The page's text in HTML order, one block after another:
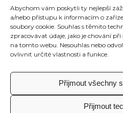
Abychom vám poskytli ty nejlepší
a/nebo přístupu k informacím o
soubory cookie. Souhlas s těmito
zpracovávat údaje, jako je chování
na tomto webu. Nesouhlas nebo
ovlivnit určité vlastnosti a funkce.
Přijmout všechny
Přijmout